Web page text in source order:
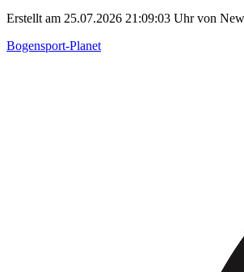
Erstellt am 25.07.2026 21:09:03 Uhr von
Bogensport-Planet